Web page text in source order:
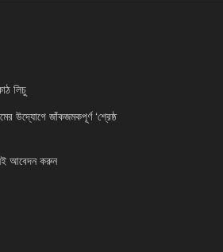
লিচু
উদ্যোগে জাঁকজমকপূর্ণ ‘শ্রেষ্ঠ
আবেদন করুন